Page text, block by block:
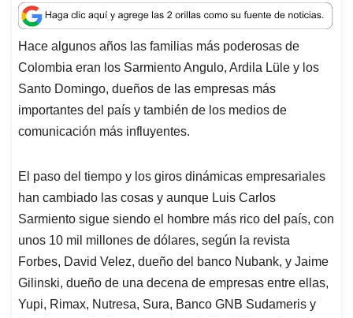
a
t
s
A
p
p
c
e
b
o
o
k
n
k
e
d
I
n
a
i
l
r
e
a
d
s
Hace algunos años las familias más poderosas de
Colombia eran los Sarmiento Angulo, Ardila Lüle y los
Santo Domingo, dueños de las empresas más
importantes del país y también de los medios de
comunicación más influyentes.
El paso del tiempo y los giros dinámicas empresariales
han cambiado las cosas y aunque Luis Carlos
Sarmiento sigue siendo el hombre más rico del país, con
unos 10 mil millones de dólares, según la revista
Forbes, David Velez, dueño del banco Nubank, y Jaime
Gilinski, dueño de una decena de empresas entre ellas,
Yupi, Rimax, Nutresa, Sura, Banco GNB Sudameris y